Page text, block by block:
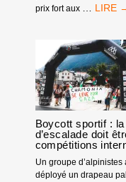
prix fort aux
LE
BDS
:
NOTRE
LE
DÉBUT
DE
2026
Boycott sportif :
d’escalade doit
compétitions
Un groupe
déployé un drapeau